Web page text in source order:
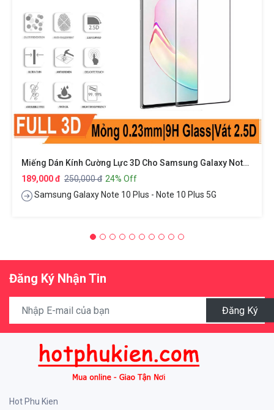
Miếng Dán Kính Cường Lực 3D Cho Samsung Galaxy Note 10 Plus Hiệu Kuzoom Protective Glass - Mỏng 0.3mm, Vát Cạnh 2.5D, Độ Cứng 9H, Viền Cứng Mỏng
189,000 đ 250,000 đ 24% Off
Samsung Galaxy Note 10 Plus - Note 10 Plus 5G
Đăng Ký Nhận Tin
Đăng Ký
Hot Phu Kien